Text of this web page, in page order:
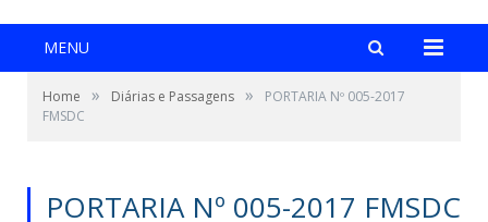
MENU
Home » Diárias e Passagens »
PORTARIA Nº 005-2017
FMSDC
PORTARIA Nº 005-2017 FMSDC